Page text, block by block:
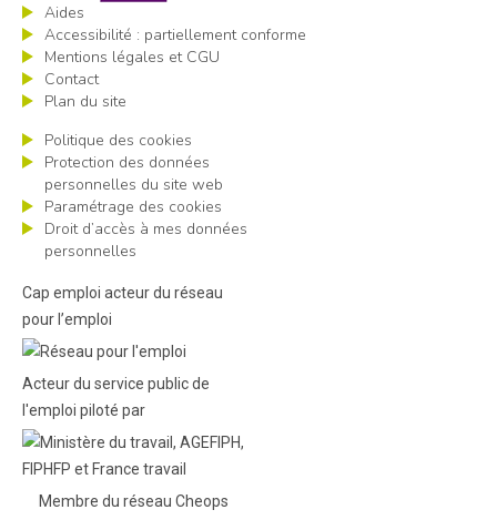
Aides
Accessibilité : partiellement conforme
Mentions légales et CGU
Contact
Plan du site
Politique des cookies
Protection des données
personnelles du site web
Paramétrage des cookies
Droit d’accès à mes données
personnelles
Cap emploi acteur du réseau
pour l’emploi
Acteur du service public de
l'emploi piloté par
Membre du réseau Cheops